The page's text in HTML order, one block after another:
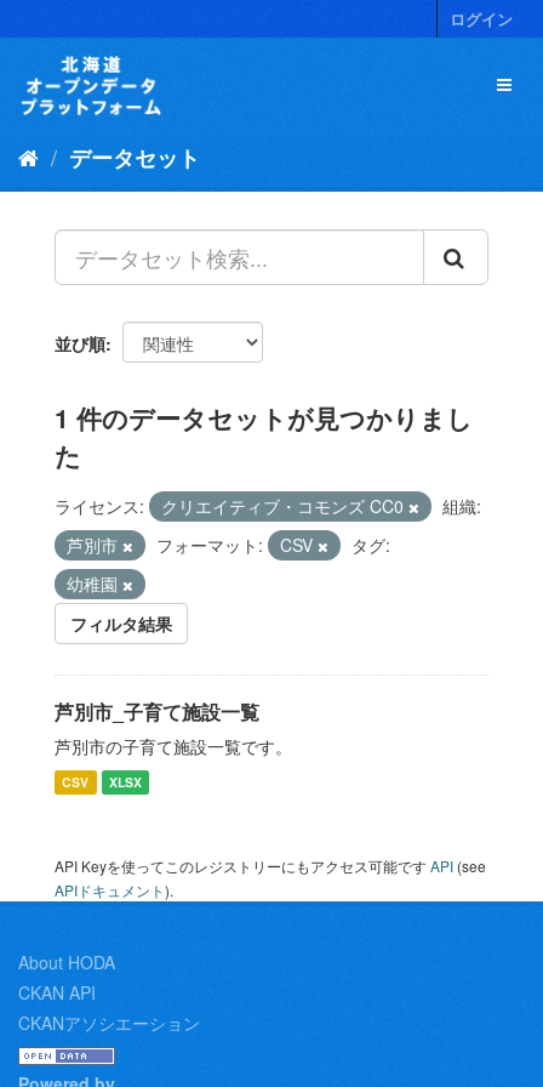
キ
ログイン
データセット
並び順
1 件のデータセットが見つかりまし
た
ライセンス: クリエイティブ・コモンズ CC0
組織:
芦別市
フォーマット: CSV
タグ:
幼稚園
フィルタ結果
芦別市_子育て施設一覧
芦別市の子育て施設一覧です。
CSV XLSX
API Keyを使ってこのレジストリーにもアクセス可能ですAPI (see
APIドキュメント).
About HODA
CKAN API
CKANアソシエーション